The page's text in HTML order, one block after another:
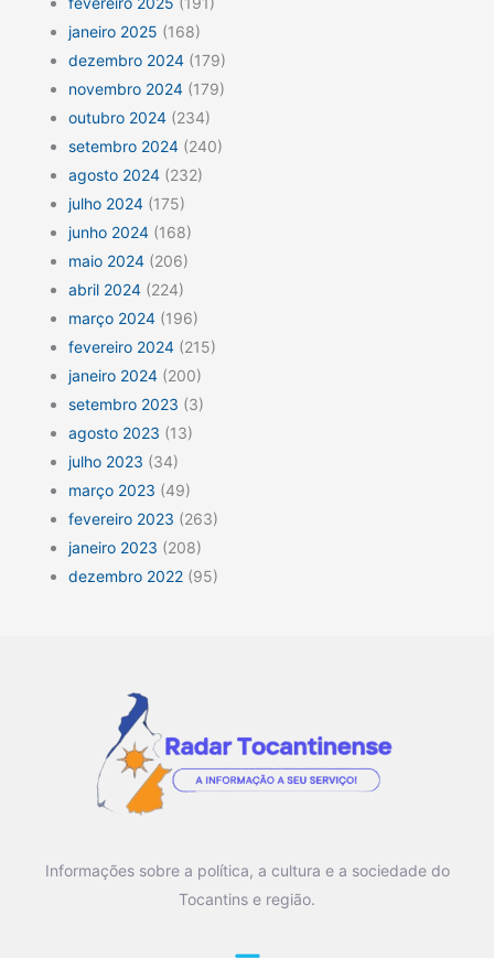
janeiro 2025 (168)
dezembro 2024 (179)
novembro 2024 (179)
outubro 2024 (234)
setembro 2024 (240)
agosto 2024 (232)
julho 2024 (175)
junho 2024 (168)
maio 2024 (206)
abril 2024 (224)
março 2024 (196)
fevereiro 2024 (215)
janeiro 2024 (200)
setembro 2023 (3)
agosto 2023 (13)
julho 2023 (34)
março 2023 (49)
fevereiro 2023 (263)
janeiro 2023 (208)
dezembro 2022 (95)
Informações sobre a política, a cultura e a sociedade do
Tocantins e região.